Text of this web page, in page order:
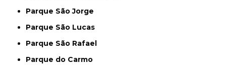
Parque São Jorge
Parque São Lucas
Parque São Rafael
Parque do Carmo